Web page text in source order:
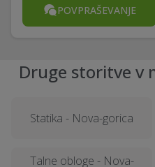
POVPRAŠEVANJE
Druge storitve v
Statika - Nova-gorica
Talne obloge - Nova-